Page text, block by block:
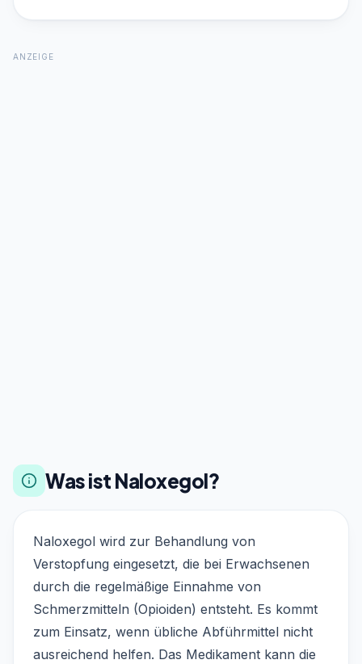
ANZEIGE
Was ist Naloxegol?
Naloxegol wird zur Behandlung von
Verstopfung eingesetzt, die bei Erwachsenen
durch die regelmäßige Einnahme von
Schmerzmitteln (Opioiden) entsteht. Es kommt
zum Einsatz, wenn übliche Abführmittel nicht
ausreichend helfen. Das Medikament kann die